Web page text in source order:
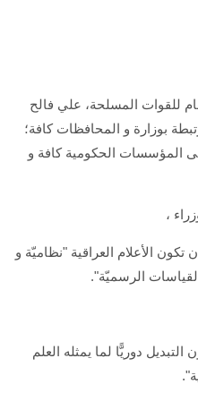
للقوات المسلحة، علي فالح
بوزارة و المحافظات كافة؛
المؤسسات الحكومية كافة و
،
الأعلام العراقية "نظاميّة و
الرسميّة".
دوريًّا لما يمثله العلم